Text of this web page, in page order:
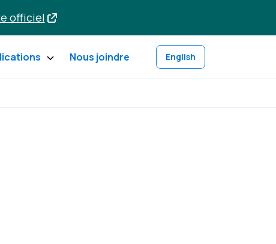
officiel
Nous joindre English